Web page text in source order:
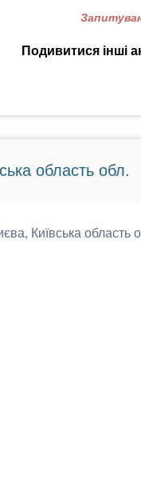
Подивитися інші
область обл.
Київська